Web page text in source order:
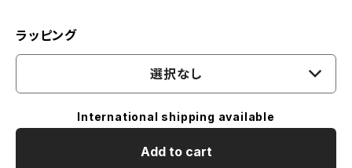
ラッピング
選択なし
International shipping available
Add to cart